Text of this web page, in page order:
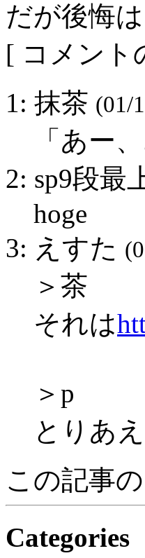
だが後悔
[ コメント
1: 抹茶 (01/
「あー
2: sp9段最
hoge
3: えすた
＞茶
それは
＞p
とりあ
この記事
Categories